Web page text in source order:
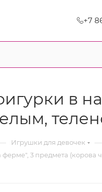
+7
в
Игрушки для девочек —
3 предмета (корова